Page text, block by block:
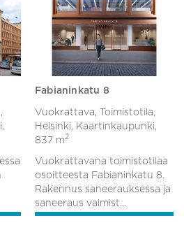
Fabianinkatu 8
Vuokrattava, Toimistotila,
Helsinki, Kaartinkaupunki,
837 m2
Vuokrattavana toimistotilaa
osoitteesta Fabianinkatu 8.
Rakennus saneerauksessa ja
saneeraus valmist...